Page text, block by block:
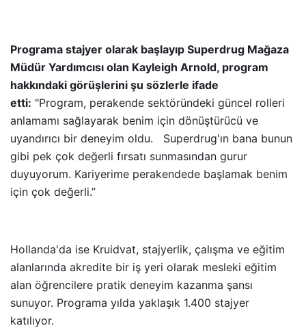
Programa stajyer olarak başlayıp Superdrug Mağaza
Müdür Yardımcısı olan Kayleigh Arnold, program
hakkındaki görüşlerini şu sözlerle ifade
etti: "Program, perakende sektöründeki güncel rolleri
anlamamı sağlayarak benim için dönüştürücü ve
uyandırıcı bir deneyim oldu. Superdrug'ın bana bunun
gibi pek çok değerli fırsatı sunmasından gurur
duyuyorum. Kariyerime perakendede başlamak benim
için çok değerli.”
Hollanda'da ise Kruidvat, stajyerlik, çalışma ve eğitim
alanlarında akredite bir iş yeri olarak mesleki eğitim
alan öğrencilere pratik deneyim kazanma şansı
sunuyor. Programa yılda yaklaşık 1.400 stajyer
katılıyor.